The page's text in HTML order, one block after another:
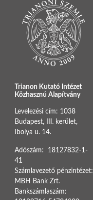
Trianon Kutató Intézet
Közhasznú Alapítvány
Levelezési cím: 1038
Budapest, III. kerület,
Ibolya u. 14.
Adószám: 18127832-1-
41
Számlavezető pénzintézet:
MBH Bank Zrt.
Bankszámlaszám: